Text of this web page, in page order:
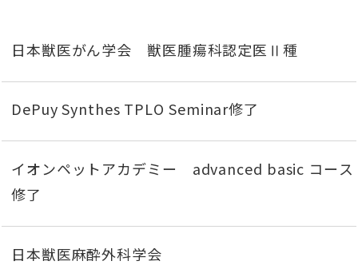
日本獣医がん学会 獣医腫瘍科認定医Ⅱ種
DePuy Synthes TPLO Seminar修了
イオンペットアカデミー advanced basic コース
修了
日本獣医麻酔外科学会